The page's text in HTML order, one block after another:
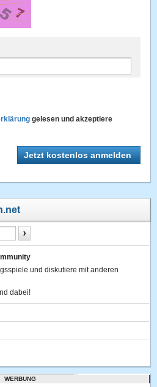
gelesen und akzeptiere
und diskutiere mit anderen
dabei!
WERBUNG